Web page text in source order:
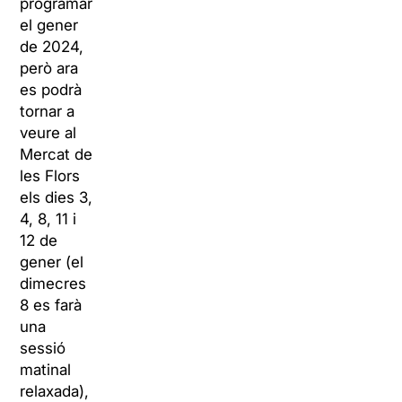
programar
el gener
de 2024,
però ara
es podrà
tornar a
veure al
Mercat de
les Flors
els dies 3,
4, 8, 11 i
12 de
gener (el
dimecres
8 es farà
una
sessió
matinal
relaxada),